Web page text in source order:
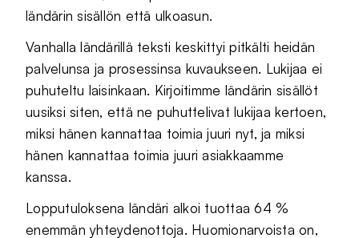
ländärin sisällön että ulkoasun.
Vanhalla ländärillä teksti keskittyi pitkälti heidän
palvelunsa ja prosessinsa kuvaukseen. Lukijaa ei
puhuteltu laisinkaan. Kirjoitimme ländärin sisällöt
uusiksi siten, että ne puhuttelivat lukijaa kertoen,
miksi hänen kannattaa toimia juuri nyt, ja miksi
hänen kannattaa toimia juuri asiakkaamme
kanssa.
Lopputuloksena ländäri alkoi tuottaa 64 %
enemmän yhteydenottoja. Huomionarvoista on,